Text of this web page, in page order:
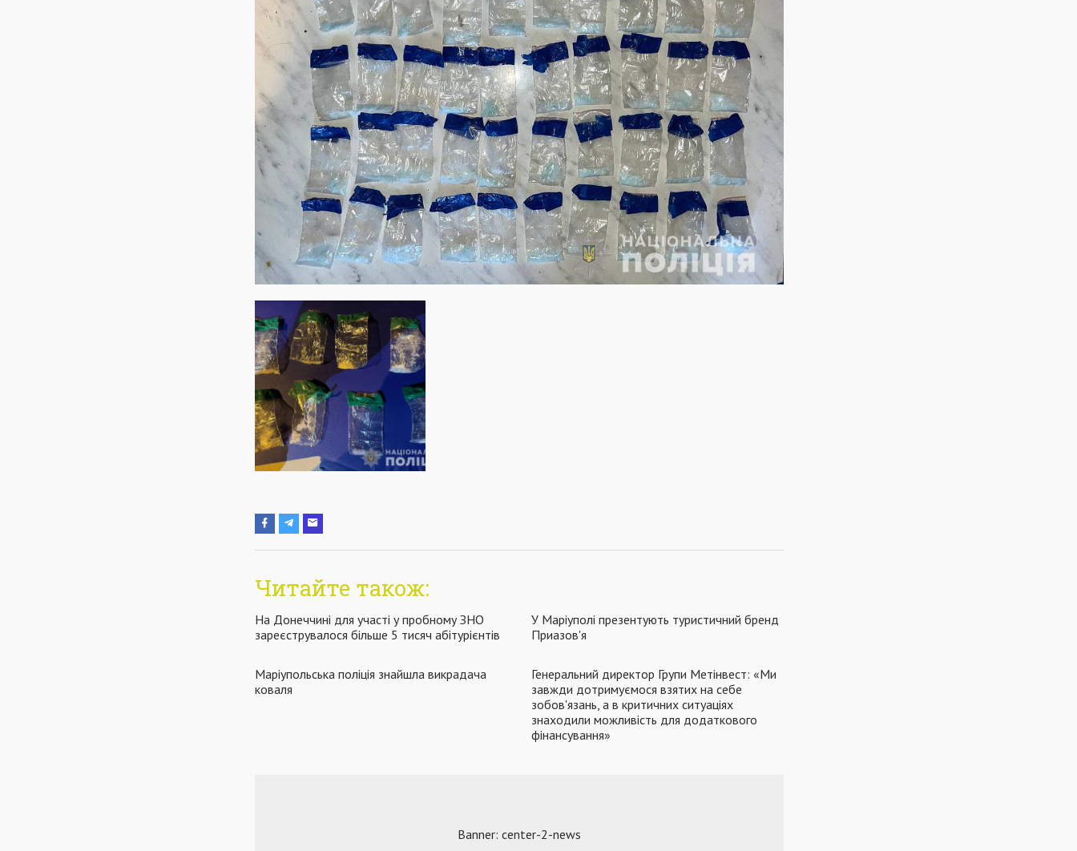
Читайте також:
На Донеччині для участі у пробному ЗНО
зареєструвалося більше 5 тисяч абітурієнтів
У Маріуполі презентують туристичний бренд
Приазов'я
Маріупольська поліція знайшла викрадача
коваля
Генеральний директор Групи Метінвест: «Ми
завжди дотримуємося взятих на себе
зобов'язань, а в критичних ситуаціях
знаходили можливість для додаткового
фінансування»